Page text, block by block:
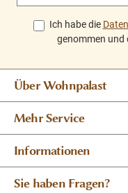
vereint hochwertige
Qualität und zeitlose
Wohnzimmerschrank,
Vorratsschrank. Ein
Stauraum, das durch
robuste Verarbeitung
Ich habe die
genommen und
Über Wohnpalast
Mehr Service
Informationen
Sie haben Fragen?